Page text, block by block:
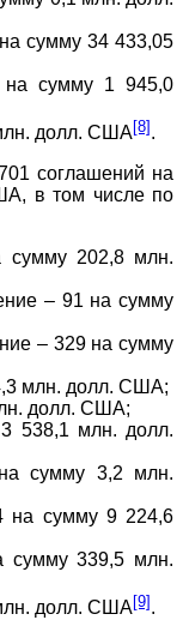
сумму 34 433,05
на сумму 1 945,0
долл. США[8].
соглашений на
в том числе по
сумму 202,8 млн.
– 91 на сумму
– 329 на сумму
млн. долл. США;
долл. США;
538,1 млн. долл.
сумму 3,2 млн.
на сумму 9 224,6
сумму 339,5 млн.
долл. США[9] .